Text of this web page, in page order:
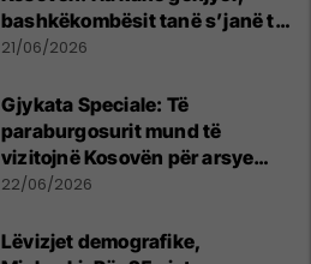
bashkëkombësit tanë s’janë të
shtypur
21/06/2026
​Gjykata Speciale: Të
paraburgosurit mund të
vizitojnë Kosovën për arsye
humanitare
22/06/2026
Lëvizjet demografike,